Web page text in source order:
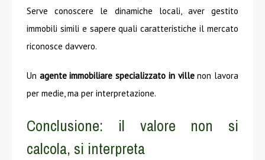
Serve conoscere le dinamiche locali, aver gestito
immobili simili e sapere quali caratteristiche il mercato
riconosce davvero.
Un agente immobiliare specializzato in villenon lavora
per medie, ma per interpretazione.
Conclusione: il valore non si
calcola, si interpreta